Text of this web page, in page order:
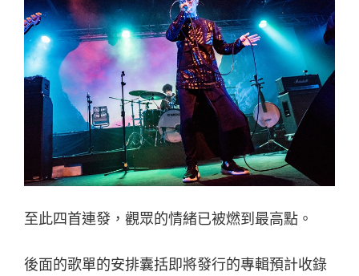
至此四首連發，觀眾的情緒已被燃到最高點。
後面的歌單的安排囊括即將發行的專輯預計收錄